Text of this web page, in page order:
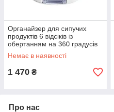
Органайзер для сипучих
продуктів 6 відсіків із
обертанням на 360 градусів
Немає в наявності
1 470 ₴
Про нас